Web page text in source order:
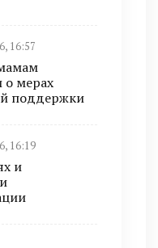
16:57
о мерах
поддержки
16:19
и